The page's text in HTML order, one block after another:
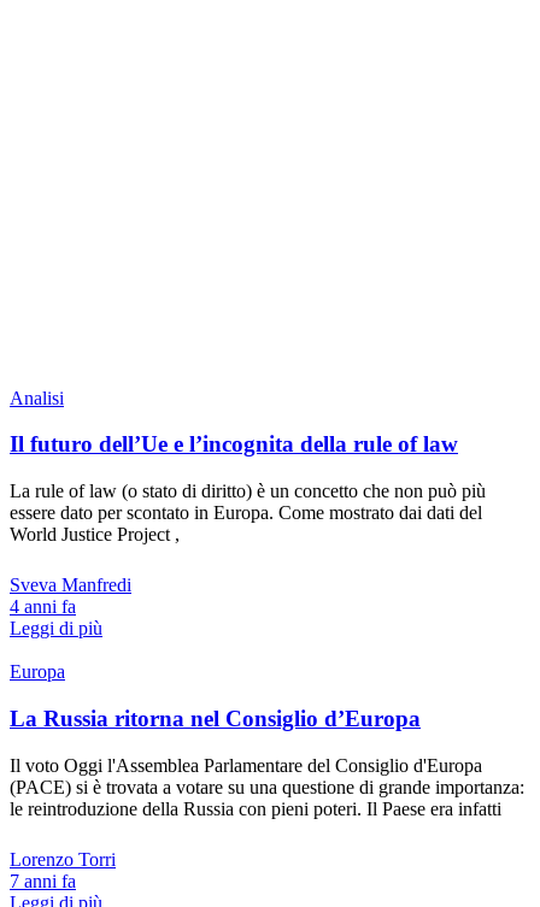
Analisi
Il futuro dell’Ue e l’incognita della rule of law
La rule of law (o stato di diritto) è un concetto che non può più
essere dato per scontato in Europa. Come mostrato dai dati del
World Justice Project ,
Sveva Manfredi
4 anni fa
Leggi di più
Europa
La Russia ritorna nel Consiglio d’Europa
Il voto Oggi l'Assemblea Parlamentare del Consiglio d'Europa
(PACE) si è trovata a votare su una questione di grande importanza:
le reintroduzione della Russia con pieni poteri. Il Paese era infatti
Lorenzo Torri
7 anni fa
Leggi di più